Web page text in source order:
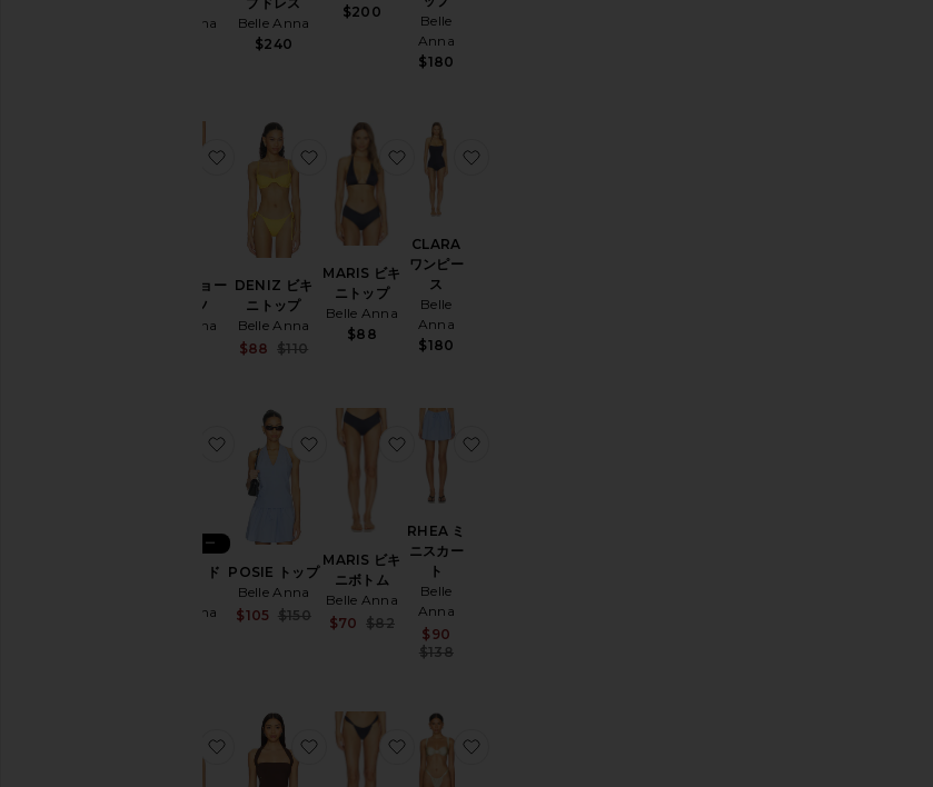
Belle Anna
Belle Anna
$240
$200
Belle
Anna
$180
FINCH ショー
トパンツ
Belle Anna
お気に入りFINCH ショートパンツ
DENIZ ビキ
ニトップ
Belle Anna
$88
$110
お気に入りDENIZ ビキニトップ
MARIS ビキ
ニトップ
Belle Anna
$88
お気に入りMARIS ビキニトップ
CLARA
ワンピー
ス
Belle
Anna
$180
ZEPHYR ド
Belle Anna
ベストセラー
お気に入りZEPHYR ドレス
POSIE トップ
Belle Anna
Sale price:
$105
Previous price:
$150
お気に入りPOSIE トップ
MARIS ビキ
ニボトム
Belle Anna
$70
Previous price:
$82
お気に入りMARIS ビキニボトム
RHEA ミ
ニスカー
ト
Belle
Anna
$90
$138
お気に入りORACLE ビキニトップ
お気に入りSNAP トップお気に入りORACLE ビキニボトム